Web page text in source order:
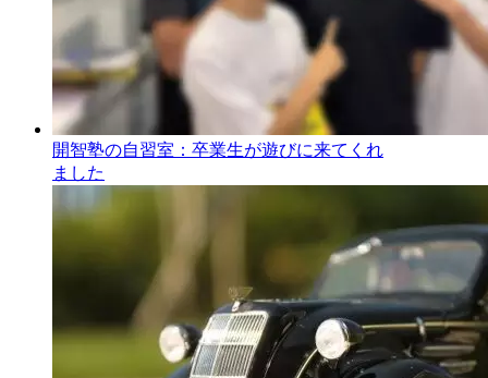
開智塾の自習室：卒業生が遊びに来てくれ
ました